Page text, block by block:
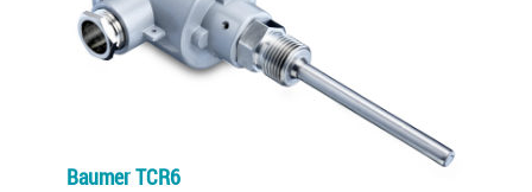
Baumer TCR6